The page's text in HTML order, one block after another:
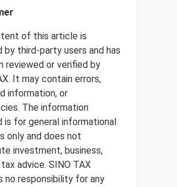
of this article is
by third-party users and has
reviewed or verified by
It may contain errors,
information, or
The information
is for general informational
only and does not
investment, business,
advice. SINO TAX
no responsibility for any